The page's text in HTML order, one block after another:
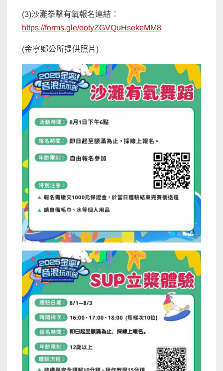
(3)沙灘拳擊有氧報名連結：
https://forms.gle/ootyZGVQuHsekeMM8
(金寧鄉公所提供照片)